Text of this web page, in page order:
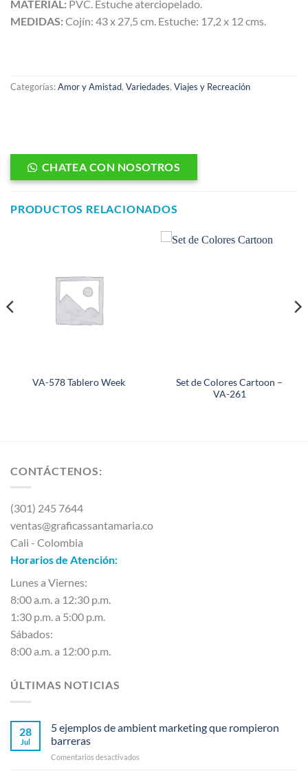
MATERIAL: PVC. Estuche aterciopelado.
MEDIDAS: Cojín: 43 x 27,5 cm. Estuche: 17,2 x 12 cms.
Categorías:Amor y Amistad, Variedades, Viajes y Recreación
CHATEA CON NOSOTROS
PRODUCTOS RELACIONADOS
VA-578 Tablero Week
Set de Colores Cartoon –
VA-261
CONTÁCTENOS:
(301) 245 7644
ventas@graficassantamaria.co
Cali - Colombia
Horarios de Atención:
Lunes a Viernes:
8:00 a.m. a 12:30 p.m.
1:30 p.m. a 5:00 p.m.
Sábados:
8:00 a.m. a 12:00 p.m.
ÚLTIMAS NOTICIAS
28
Jul
5 ejemplos de ambient marketing que rompieron
barreras
Comentarios desactivados